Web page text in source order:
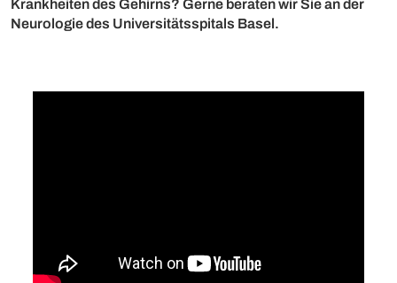
Krankheiten des Gehirns? Gerne beraten wir Sie an der
Neurologie des Universitätsspitals Basel.